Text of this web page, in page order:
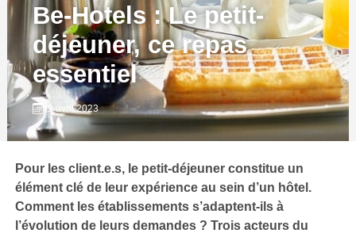
Be-Hotels : Le petit-
déjeuner, ce repas
essentiel
2 avril 2023
Pour les client.e.s, le petit-déjeuner constitue un
élément clé de leur expérience au sein d’un hôtel.
Comment les établissements s’adaptent-ils à
l’évolution de leurs demandes ? Trois acteurs du